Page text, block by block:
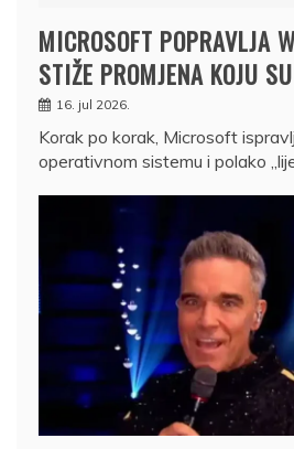
MICROSOFT POPRAVLJA
STIŽE PROMJENA KOJU
16. jul 2026.
Korak po korak, Microsoft
operativnom sistemu i polako